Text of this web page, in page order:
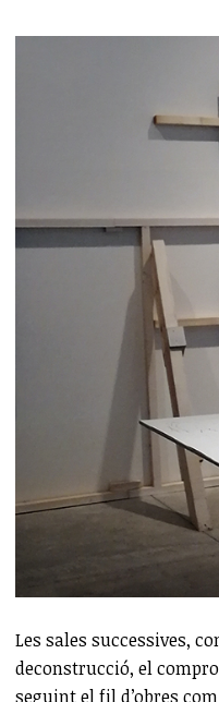
Les sales successives,
deconstrucció, el
seguint el fil d’obres